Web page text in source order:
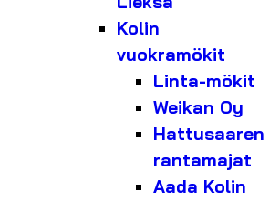
Kolin
vuokramökit
Linta-mökit
Weikan Oy
Hattusaaren
rantamajat
Aada Kolin